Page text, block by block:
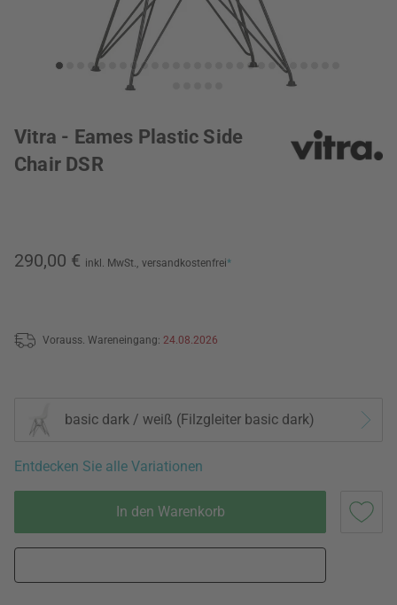
Vitra - Eames Plastic Side
Chair DSR
290,00 € inkl. MwSt., versandkostenfrei*
Vorauss. Wareneingang: 24.08.2026
basic dark / weiß (Filzgleiter basic dark)
Entdecken Sie alle Variationen
In den Warenkorb